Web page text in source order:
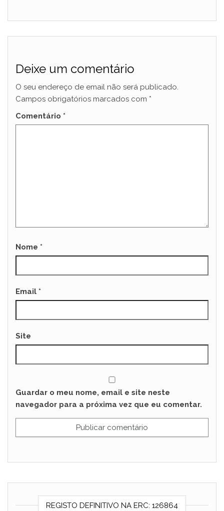
Deixe um comentário
O seu endereço de email não será publicado.
Campos obrigatórios marcados com *
Comentário *
Nome *
Email *
Site
Guardar o meu nome, email e site neste
navegador para a próxima vez que eu comentar.
REGISTO DEFINITIVO NA ERC: 126864